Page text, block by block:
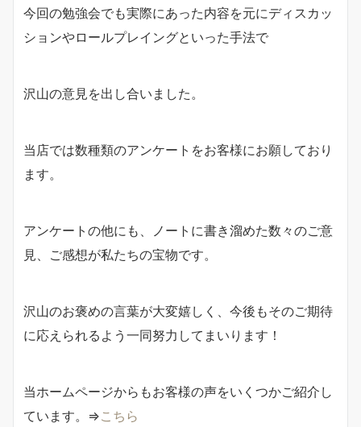
今回の勉強会でも実際にあった内容を元にディスカッ
ションやロールプレイングといった手法で
沢山の意見を出し合いました。
当店では数種類のアンケートをお客様にお願しており
ます。
アンケートの他にも、ノートに書き溜めた数々のご意
見、ご感想が私たちの宝物です。
沢山のお褒めの言葉が大変嬉しく、今後もそのご期待
に応えられるよう一同努力してまいります！
当ホームページからもお客様の声をいくつかご紹介し
ています。⇒こちら